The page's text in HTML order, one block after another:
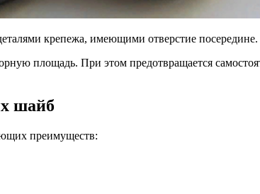
крепежа, имеющими отверстие посередине.
площадь. При этом предотвращается
шайб
преимуществ: